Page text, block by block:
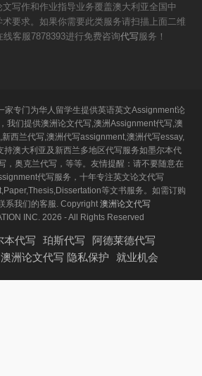
写作和作业指导业务覆盖澳大利亚全国中
要求。如果你需要此类服务请扫描上面二维
客服7878393进行免费咨询代写 服务！
家专门为华人留学生提供英语英文Assignment论
我们提供澳洲论文代写,澳洲Assignment代写,澳
西兰代写,澳洲代写assignment,澳洲代写essay,
持澳大利亚及新西兰多地区代写服务如墨尔本代
，奥克兰代写，等等。友情提醒：请不要随意在
代写服务，十年专注英文论文代写
等文书服务。如需订购
系我们的客服. Copyright 澳洲论文代写
INC. 2026 - All Rights Reserved
本代写 珀斯代写
阿德莱德代写
澳洲论文代写 隐私保护 就业机会